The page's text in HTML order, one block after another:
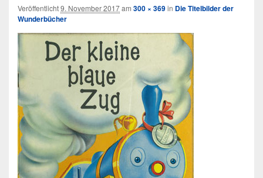
Veröffentlicht9. November 2017am 300 × 369in Die Titelbilder der
Wunderbücher